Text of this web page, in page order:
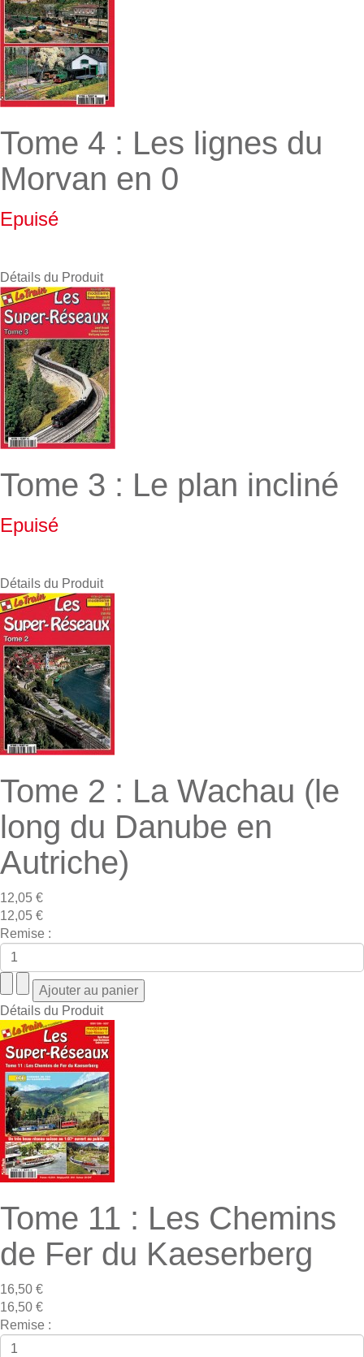
Tome 4 : Les lignes du
Morvan en 0
Epuisé
Détails du Produit
Tome 3 : Le plan incliné
Epuisé
Détails du Produit
Tome 2 : La Wachau (le
long du Danube en
Autriche)
12,05 €
12,05 €
Remise :
Détails du Produit
Tome 11 : Les Chemins
de Fer du Kaeserberg
16,50 €
16,50 €
Remise :